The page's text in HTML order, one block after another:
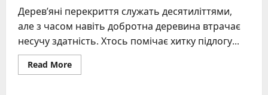
Дерев’яні перекриття служать десятиліттями,
але з часом навіть добротна деревина втрачає
несучу здатність. Хтось помічає хитку підлогу...
Read MoreRead
more